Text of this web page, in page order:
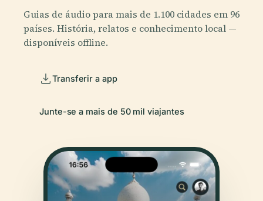
Guias de áudio para mais de 1.100 cidades em 96
países. História, relatos e conhecimento local —
disponíveis offline.
Transferir a app
Junte-se a mais de 50 mil viajantes